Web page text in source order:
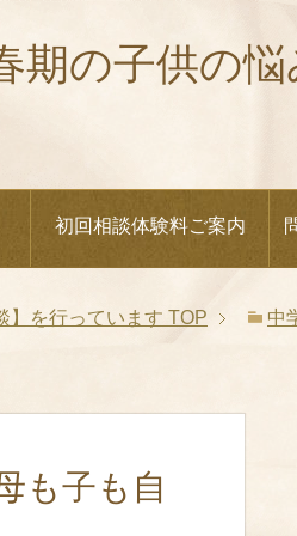
期の子供の
初回相談体験料ご案内
】を行っています TOP
中
も子も自